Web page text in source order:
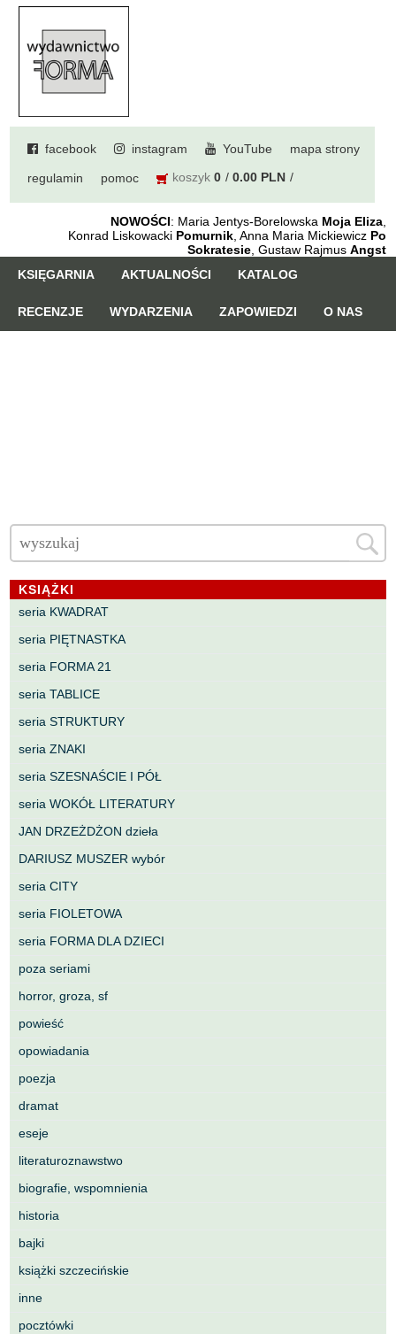
facebook instagram YouTube mapa strony
regulamin pomoc koszyk 0 0.00 PLN
NOWOŚCI: Maria Jentys-Borelowska Moja Eliza,
Konrad Liskowacki Pomurnik, Anna Maria Mickiewicz Po
Sokratesie, Gustaw Rajmus Angst
KSIĘGARNIA
AKTUALNOŚCI KATALOG
RECENZJE WYDARZENIA ZAPOWIEDZI O NAS
KSIĄŻKI
seria KWADRAT
seria PIĘTNASTKA
seria FORMA 21
seria TABLICE
seria STRUKTURY
seria ZNAKI
seria SZESNAŚCIE I PÓŁ
seria WOKÓŁ LITERATURY
JAN DRZEŻDŻON dzieła
DARIUSZ MUSZER wybór
seria CITY
seria FIOLETOWA
seria FORMA DLA DZIECI
poza seriami
horror, groza, sf
powieść
opowiadania
poezja
dramat
eseje
literaturoznawstwo
biografie, wspomnienia
historia
bajki
książki szczecińskie
inne
pocztówki